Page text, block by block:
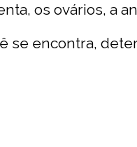
os ovários, a
se encontra,